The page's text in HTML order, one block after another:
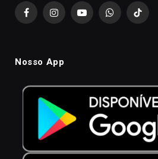
FacebookInstagramYouTubeWhatsAppTikTok
Nosso App